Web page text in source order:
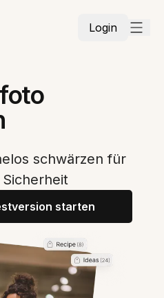
Login
schwärzen für
starten